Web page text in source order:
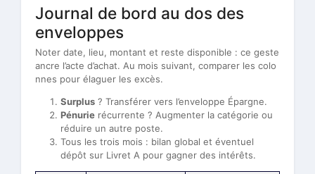
Journal de bord au dos des
enveloppes
Noter date, lieu, montant et reste disponible : ce geste
ancre l’acte d’achat. Au mois suivant, comparer les colo
nnes pour élaguer les excès.
Surplus ? Transférer vers l’enveloppe Épargne.
Pénurie récurrente ? Augmenter la catégorie ou
réduire un autre poste.
Tous les trois mois : bilan global et éventuel
dépôt sur Livret A pour gagner des intérêts.